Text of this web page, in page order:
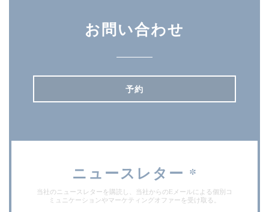
お問い合わせ
予約
ニュースレター *
当社のニュースレターを購読し、当社からのEメールによる個別コ
ミュニケーションやマーケティングオファーを受け取る。